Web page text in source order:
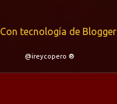
Con tecnología de Blogger
@ireycopero ®